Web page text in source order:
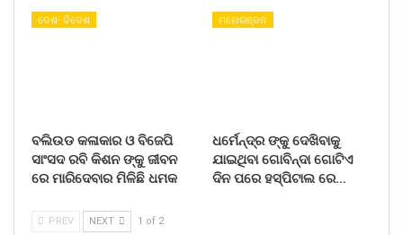
ଦେଶ- ବିଦେଶ
ବଲିଉଡ କଳାକାର ଓ ବିଜେପି
ସାଂସଦ ରବି କିଶନ ଙ୍କୁ ଜୀବନ
ରେ ମାରିଦେବାର ମିଳିଛି ଧମକ
ମନୋରଞ୍ଜନ
ଧର୍ମେନ୍ଦ୍ର ଙ୍କୁ ଦେଖିବାକୁ
ଯାଇଥିବା ଗୋବିନ୍ଦା ଗୋଟିଏ
ଦିନ ପରେ ହସ୍ପିଟାଲ ରେ…
PREV NEXT 1 of 2